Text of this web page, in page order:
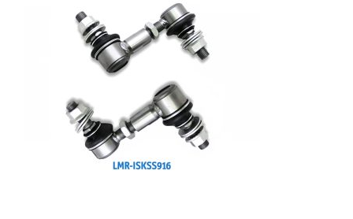
TOEVOEGEN AAN WINKELWAGEN
DETAILS